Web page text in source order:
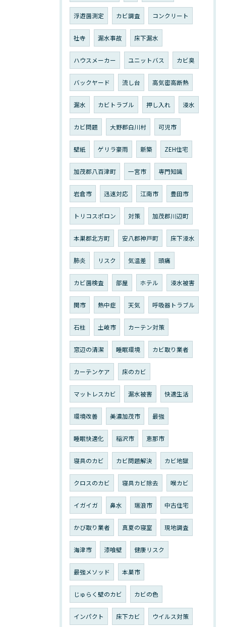
浮遊菌測定 カビ調査 コンクリート
社寺 漏水事故 床下漏水
ハウスメーカー ユニットバス カビ臭
バックヤード 流し台 高気密高断熱
漏水 カビトラブル 押し入れ 浸水
カビ問題 大野郡白川村 可児市
壁紙 ゲリラ豪雨 新築 ZEH住宅
加茂郡八百津町 一宮市 専門知識
岩倉市 迅速対応 江南市 豊田市
トリコスポロン 対策 加茂郡川辺町
本巣郡北方町 安八郡神戸町 床下浸水
肺炎 リスク 気温差 頭痛
カビ菌検査 部屋 ホテル 浸水被害
関市 熱中症 天気 呼吸器トラブル
石柱 土岐市 カーテン対策
窓辺の清潔 睡眠環境 カビ取り業者
カーテンケア 床のカビ
マットレスカビ 漏水被害 快適生活
環境改善 美濃加茂市 最強
睡眠快適化 稲沢市 恵那市
寝具のカビ カビ問題解決 カビ地獄
クロスのカビ 寝具カビ除去 喉カビ
イガイガ 鼻水 瑞浪市 中古住宅
かび取り業者 真夏の寝室 現地調査
海津市 漆喰壁 健康リスク
最強メソッド 本巣市
じゅらく壁のカビ カビの色
インパクト 床下カビ ウイルス対策